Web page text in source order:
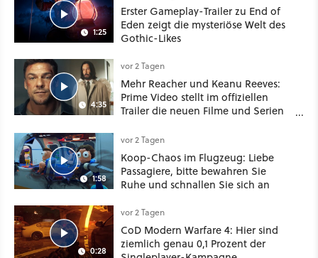
1:25
Erster Gameplay-Trailer zu End of
Eden zeigt die mysteriöse Welt des
Gothic-Likes
4:35
vor 2 Tagen
Mehr Reacher und Keanu Reeves:
Prime Video stellt im offiziellen
Trailer die neuen Filme und Serien
1:58
vor 2 Tagen
Koop-Chaos im Flugzeug: Liebe
Passagiere, bitte bewahren Sie
Ruhe und schnallen Sie sich an
0:28
vor 2 Tagen
CoD Modern Warfare 4: Hier sind
ziemlich genau 0,1 Prozent der